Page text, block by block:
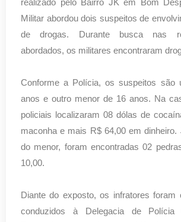
realizado pelo Bairro JK em Bom
Militar abordou dois suspeitos de
de drogas. Durante busca nas
abordados, os militares encontraram
Conforme a Polícia, os suspeitos são
anos e outro menor de 16 anos. Na
policiais localizaram 08 dólas de
maconha e mais R$ 64,00 em dinheiro.
do menor, foram encontradas 02
10,00.
Diante do exposto, os infratores foram
conduzidos à Delegacia de